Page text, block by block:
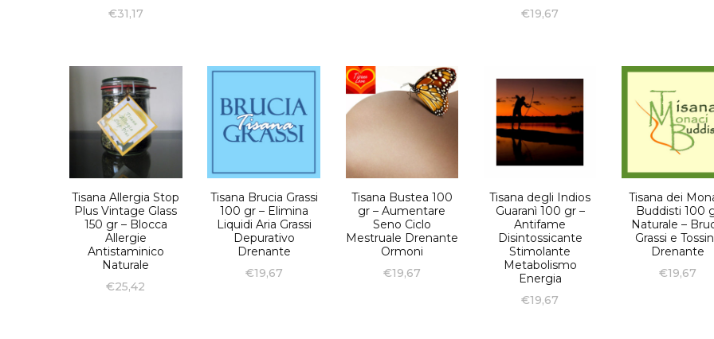
€31,17
€19,67
Tisana Allergia Stop
Plus Vintage Glass
150 gr – Blocca
Allergie
Antistaminico
Naturale
€25,42
Tisana Brucia Grassi
100 gr – Elimina
Liquidi Aria Grassi
Depurativo
Drenante
€19,67
Tisana Bustea 100
gr – Aumentare
Seno Ciclo
Mestruale Drenante
Ormoni
€19,67
Tisana degli Indios
Guaranì 100 gr –
Antifame
Disintossicante
Stimolante
Metabolismo
Energia
€19,67
Tisana dei
Buddisti 100
Naturale –
Grassi e
Drenante
€19,67